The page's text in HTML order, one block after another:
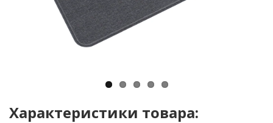
Характеристики товара: